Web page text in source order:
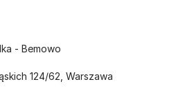
- Bemowo
124/62, Warszawa